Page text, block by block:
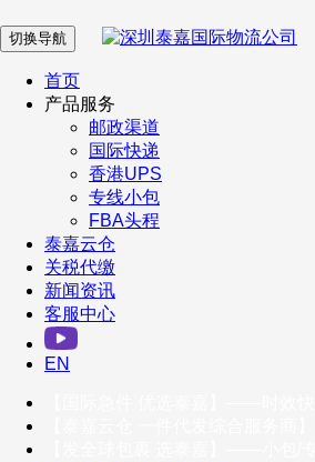
在 线 客 服
企业微信
订阅号
客户服务热线
400-098-5699
联系我们
切换导航
首页
产品服务
邮政渠道
国际快递
香港UPS
专线小包
FBA头程
泰嘉云仓
关税代缴
新闻资讯
客服中心
EN